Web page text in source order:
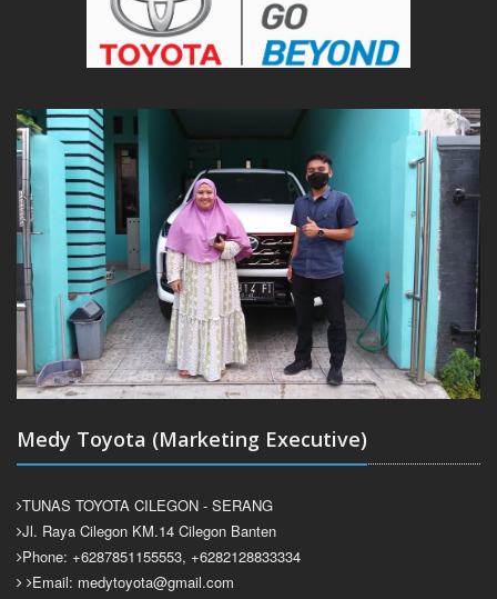
Medy Toyota (Marketing Executive)
TUNAS TOYOTA CILEGON - SERANG
Jl. Raya Cilegon KM.14 Cilegon Banten
Phone: +6287851155553, +6282128833334
Email: medytoyota@gmail.com